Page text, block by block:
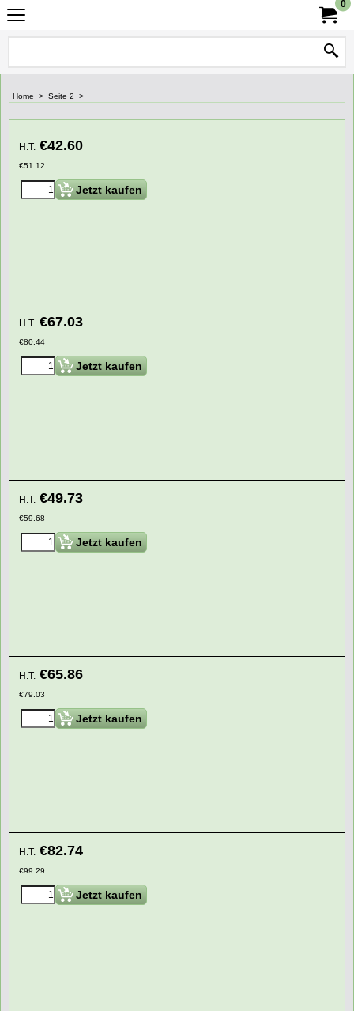
0
Home > Seite 2 >
H.T. €42.60
€51.12
Jetzt kaufen
H.T. €67.03
€80.44
Jetzt kaufen
H.T. €49.73
€59.68
Jetzt kaufen
H.T. €65.86
€79.03
Jetzt kaufen
H.T. €82.74
€99.29
Jetzt kaufen